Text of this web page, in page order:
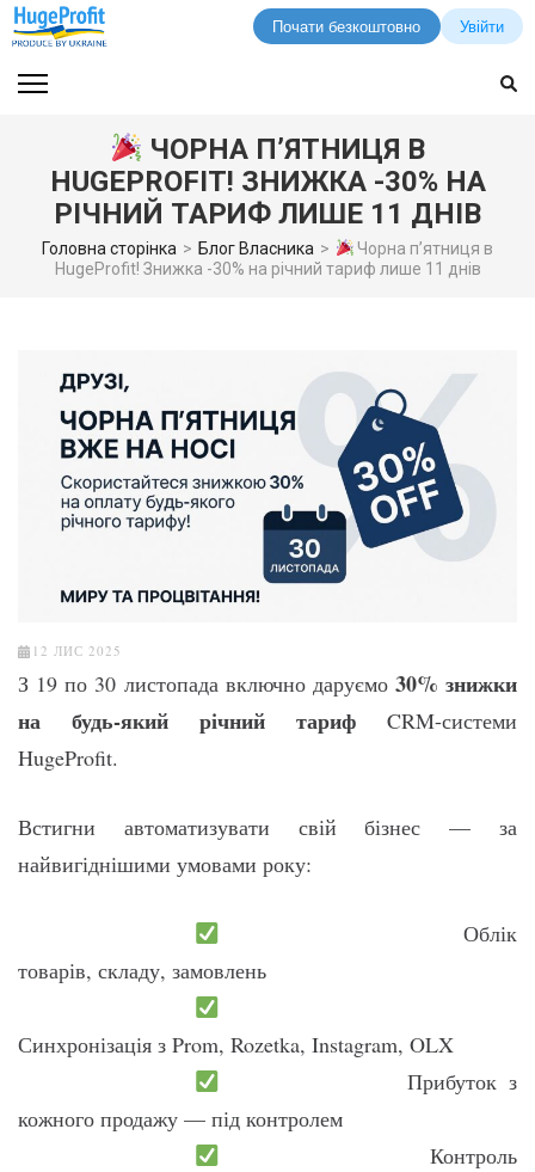
Почати безкоштовно Увійти
до
ЧОРНА П’ЯТНИЦЯ В
HUGEPROFIT! ЗНИЖКА -30% НА
РІЧНИЙ ТАРИФ ЛИШЕ 11 ДНІВ
Головна сторінка > Блог Власника >
Чорна п’ятниця в
HugeProfit! Знижка -30% на річний тариф лише 11 днів
12 ЛИС 2025
З 19 по 30 листопада включно даруємо 30% знижки
на будь-який річний тариф CRM-системи
HugeProfit.
Встигни автоматизувати свій бізнес — за
найвигіднішими умовами року:
Облік
товарів, складу, замовлень
Синхронізація з Prom, Rozetka, Instagram, OLX
Прибуток з
кожного продажу — під контролем
Контроль